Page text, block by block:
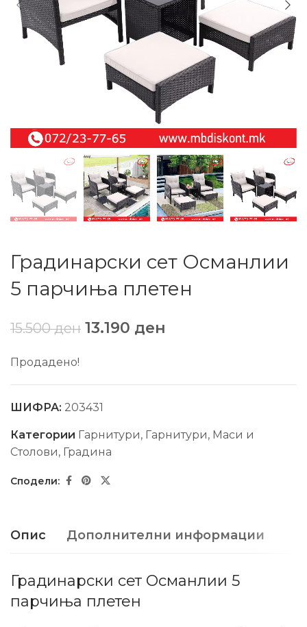
Градинарски сет Османлии
5 парчиња плетен
15.500ден 13.190 ден
Продадено!
ШИФРА: 203431
Категории Гарнитури, Гарнитури, Маси и
Столови, Градина
Опис Дополнителни информации
Градинарски сет Османлии 5
парчиња плетен